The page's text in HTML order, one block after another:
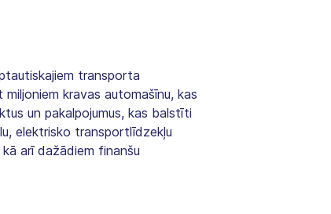
transporta
kravas automašīnu, kas
un pakalpojumus, kas balstīti
elektrisko transportlīdzekļu
arī dažādiem finanšu